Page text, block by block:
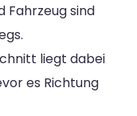
Fahrzeug sind
liegt dabei
es Richtung